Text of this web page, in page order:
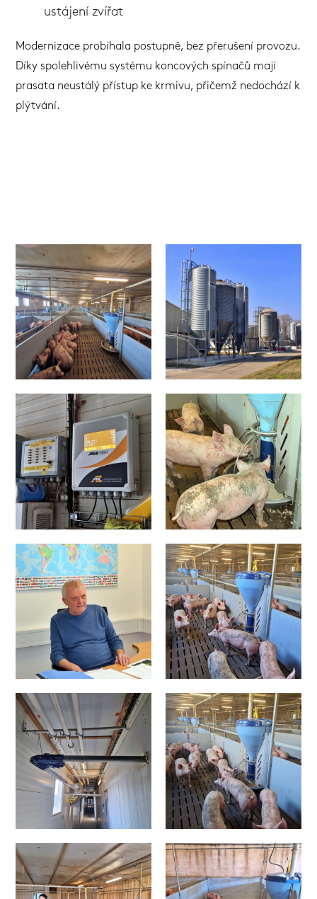
ustájení zvířat
Modernizace probíhala postupně, bez přerušení provozu.
Díky spolehlivému systému koncových spínačů mají
prasata neustálý přístup ke krmivu, přičemž nedochází k
plýtvání.